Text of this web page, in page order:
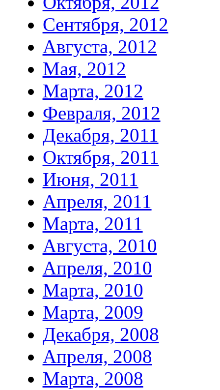
Сентября, 2012
Августа, 2012
Мая, 2012
Марта, 2012
Февраля, 2012
Декабря, 2011
Октября, 2011
Июня, 2011
Апреля, 2011
Марта, 2011
Августа, 2010
Апреля, 2010
Марта, 2010
Марта, 2009
Декабря, 2008
Апреля, 2008
Марта, 2008